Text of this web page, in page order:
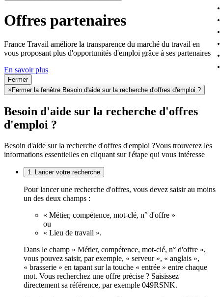
Offres partenaires
France Travail améliore la transparence du marché du travail en
vous proposant plus d'opportunités d'emploi grâce à ses partenaires
En savoir plus
Fermer
× Fermer la fenêtre Besoin d'aide sur la recherche d'offres d'emploi ?
Besoin d'aide sur la recherche d'offres
d'emploi ?
Besoin d'aide sur la recherche d'offres d'emploi ?Vous trouverez les
informations essentielles en cliquant sur l'étape qui vous intéresse
1. Lancer votre recherche
Pour lancer une recherche d'offres, vous devez saisir au moins
un des deux champs :
« Métier, compétence, mot-clé, n° d'offre »
ou
« Lieu de travail ».
Dans le champ « Métier, compétence, mot-clé, n° d'offre »,
vous pouvez saisir, par exemple, « serveur », « anglais »,
« brasserie » en tapant sur la touche « entrée » entre chaque
mot. Vous recherchez une offre précise ? Saisissez
directement sa référence, par exemple 049RSNK.